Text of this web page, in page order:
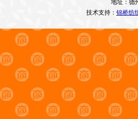
地址：德
技术支持： 锦桥纺